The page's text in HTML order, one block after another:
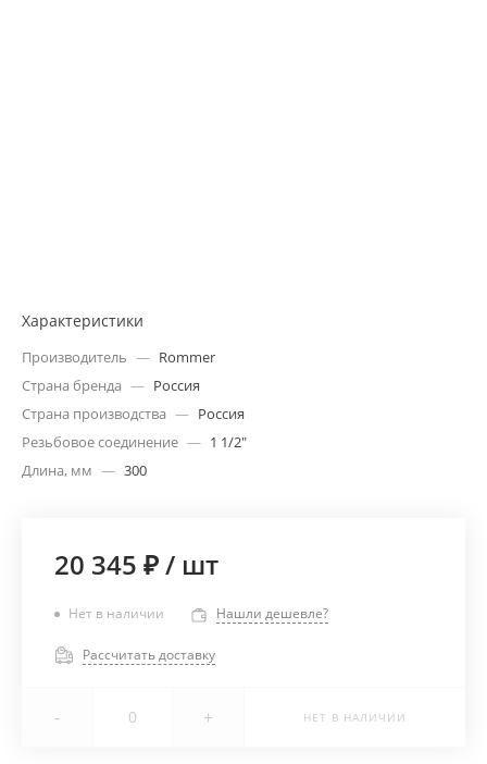
Характеристики
Производитель — Rommer
Страна бренда — Россия
Страна производства — Россия
Резьбовое соединение — 1 1/2"
Длина, мм — 300
20 345 ₽/ шт
Нет в наличии Нашли дешевле?
Рассчитать доставку
- + НЕТ В НАЛИЧИИ